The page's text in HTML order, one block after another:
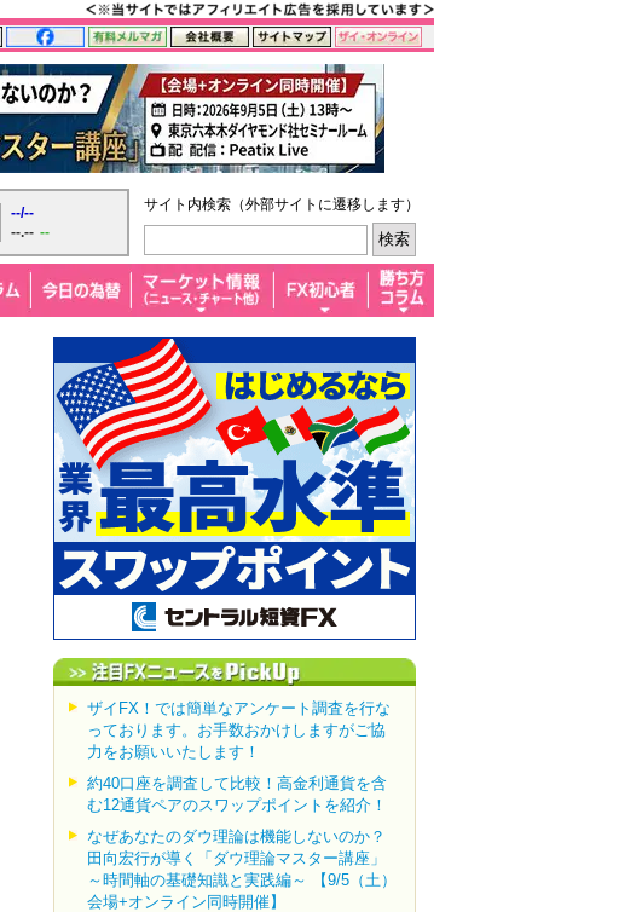
--/--
--.-- --
サイト内検索（外部サイトに遷移します）
ザイFX！では簡単なアンケート調査を行な
っております。お手数おかけしますがご協
力をお願いいたします！
約40口座を調査して比較！高金利通貨を含
む12通貨ペアのスワップポイントを紹介！
なぜあなたのダウ理論は機能しないのか？
田向宏行が導く「ダウ理論マスター講座」
～時間軸の基礎知識と実践編～ 【9/5（土）
会場+オンライン同時開催】